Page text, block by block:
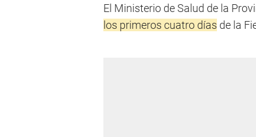
El Ministerio de Salud de la
los primeros cuatro días de la